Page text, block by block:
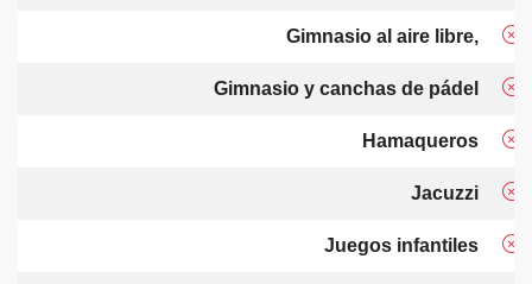
Gimnasio al aire libre,
Gimnasio y canchas de pádel
Hamaqueros
Jacuzzi
Juegos infantiles